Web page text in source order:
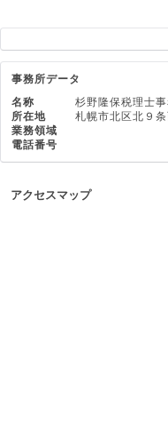
事務所データ
名称
杉野隆保税理士
所在地 札幌市北区北９
業務領域
電話番号
アクセスマップ